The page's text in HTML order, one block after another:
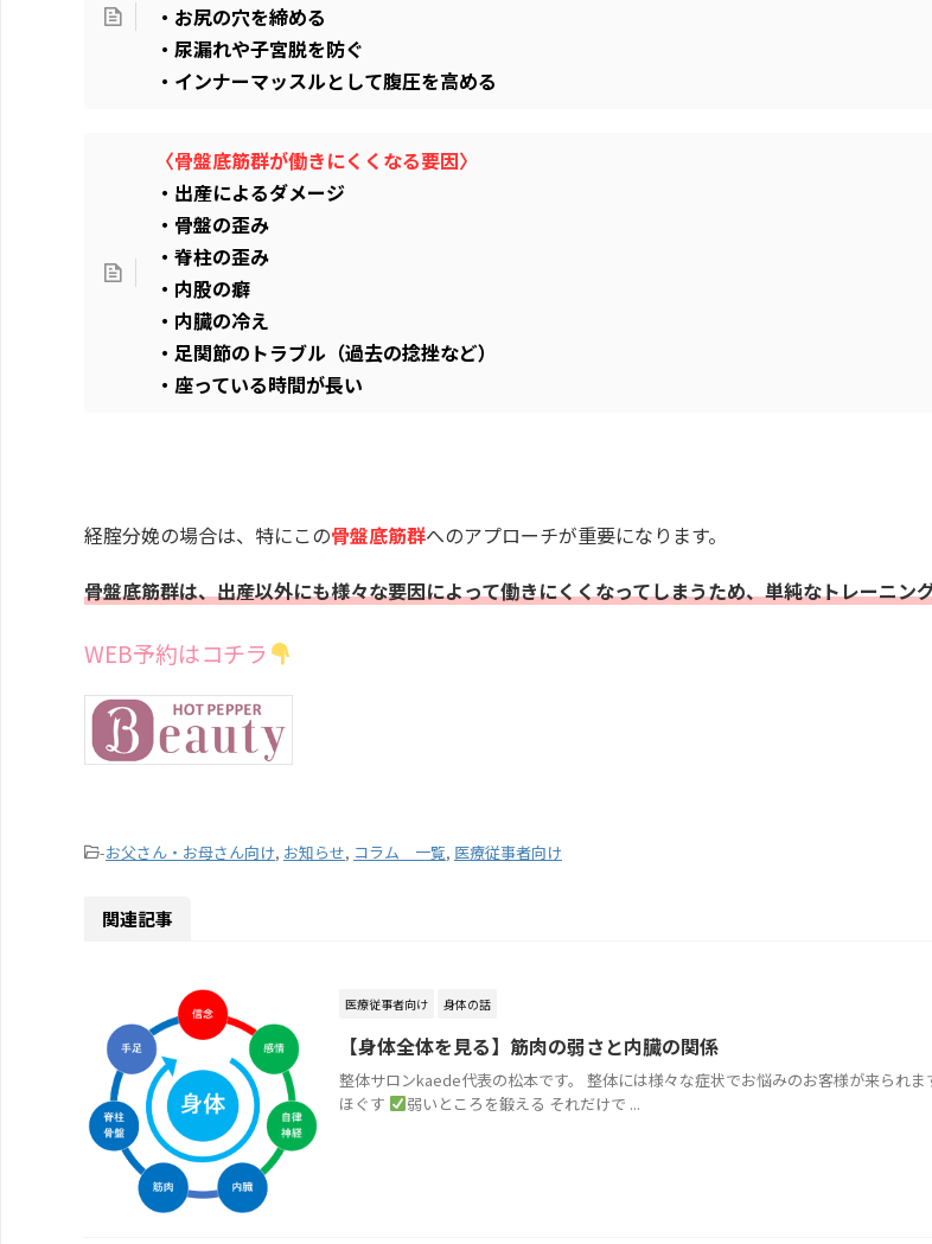
・お尻の穴を締める
・尿漏れや子宮脱を防ぐ
・インナーマッスルとして腹圧を高める
〈骨盤底筋群が働きにくくなる要因〉
・出産によるダメージ
・骨盤の歪み
・脊柱の歪み
・内股の癖
・内臓の冷え
・足関節のトラブル（過去の捻挫など）
・座っている時間が長い
経腟分娩の場合は、特にこの骨盤底筋群へのアプローチが重要になります。
骨盤底筋群は、出産以外にも様々な要因によって働きにくくなってしまうため、単純なトレーニ
WEB予約はコチラ
-お父さん・お母さん向け, お知らせ, コラム 一覧, 医療従事者向け
関連記事
医療従事者向け 身体の話
【身体全体を見る】筋肉の弱さと内臓の関係
整体サロンkaede代表の松本です。 整体には様々な症状でお悩みのお客様が来られま
ほぐす
弱いところを鍛える それだけで ...